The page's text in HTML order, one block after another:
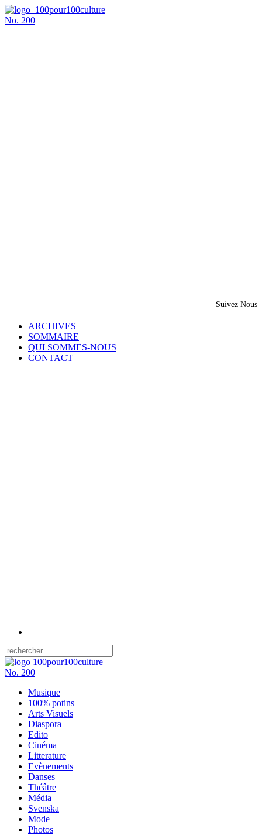
No. 200
Suivez Nous
ARCHIVES
SOMMAIRE
QUI SOMMES-NOUS
CONTACT
No. 200
Musique
100% potins
Arts Visuels
Diaspora
Edito
Cinéma
Litterature
Evènements
Danses
Théâtre
Média
Svenska
Mode
Photos